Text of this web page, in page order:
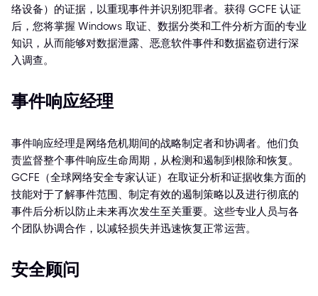
络设备）的证据，以重现事件并识别犯罪者。获得 GCFE 认证
后，您将掌握 Windows 取证、数据分类和工件分析方面的专业
知识，从而能够对数据泄露、恶意软件事件和数据盗窃进行深
入调查。
事件响应经理
事件响应经理是网络危机期间的战略制定者和协调者。他们负
责监督整个事件响应生命周期，从检测和遏制到根除和恢复。
GCFE（全球网络安全专家认证）在取证分析和证据收集方面的
技能对于了解事件范围、制定有效的遏制策略以及进行彻底的
事件后分析以防止未来再次发生至关重要。这些专业人员与各
个团队协调合作，以减轻损失并迅速恢复正常运营。
安全顾问